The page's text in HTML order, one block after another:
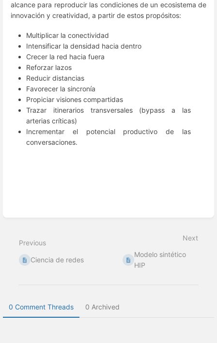
alcance para reproducir las condiciones de un ecosistema de
innovación y creatividad, a partir de estos propósitos:
Multiplicar la conectividad
Intensificar la densidad hacia dentro
Crecer la red hacia fuera
Reforzar lazos
Reducir distancias
Favorecer la sincronía
Propiciar visiones compartidas
Trazar itinerarios transversales (bypass a las
arterias críticas)
Incrementar el potencial productivo de las
conversaciones.
mode
Previous
Ciencia de redes
Next
Modelo sintético
HIP
0 Comment Threads 0 Archived